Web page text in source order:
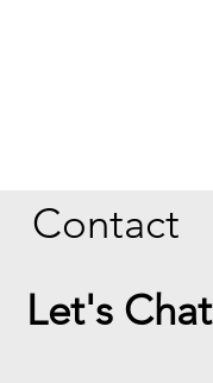
Contact
Let's Chat